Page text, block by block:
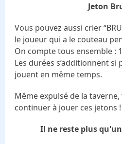
Jeton
Vous pouvez aussi crier
le joueur qui a le couteau
On compte tous ensemble :
Les durées s’additionnent si
jouent en même temps.
Même expulsé de la
continuer à jouer ces jetons !
Il ne reste plus